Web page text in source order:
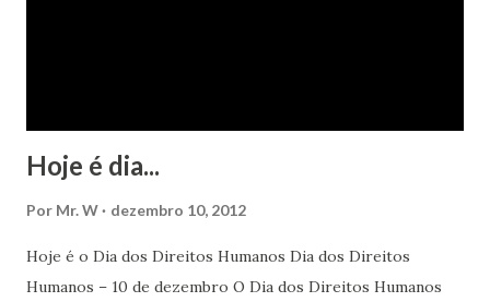
Hoje é dia...
Por Mr. W dezembro 10, 2012
Hoje é o Dia dos Direitos Humanos Dia dos Direitos
Humanos – 10 de dezembro O Dia dos Direitos Humanos